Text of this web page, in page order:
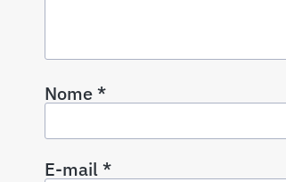
Nome*
E-mail*